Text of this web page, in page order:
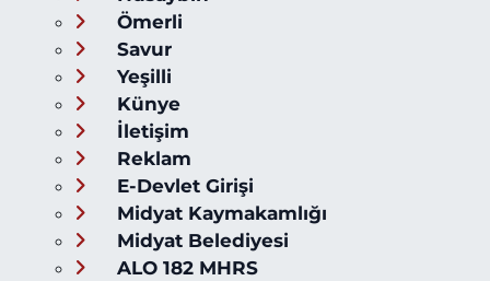
Ömerli
Savur
Yeşilli
Künye
İletişim
Reklam
E-Devlet Girişi
Midyat Kaymakamlığı
Midyat Belediyesi
ALO 182 MHRS